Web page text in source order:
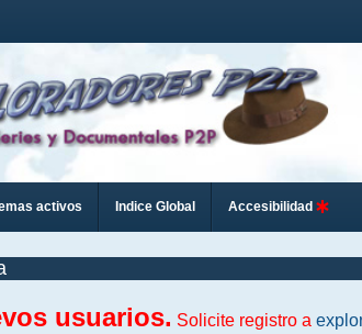
activos Indice Global Accesibilidad
usuarios. Solicite registro a